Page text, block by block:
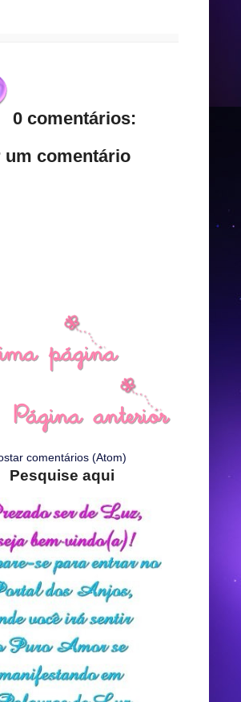
0 comentários:
um comentário
comentários (Atom)
Pesquise aqui